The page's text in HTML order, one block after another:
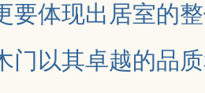
要体现出居室的
门以其卓越的品